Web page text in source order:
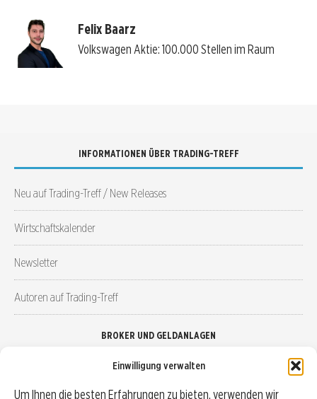
Einwilligung verwalten
Um Ihnen die besten Erfahrungen zu bieten, verwenden wir
Felix Baarz
Volkswagen Aktie: 100.000 Stellen im Raum
INFORMATIONEN ÜBER TRADING-TREFF
Neu auf Trading-Treff / New Releases
Wirtschaftskalender
Newsletter
Autoren auf Trading-Treff
BROKER UND GELDANLAGEN